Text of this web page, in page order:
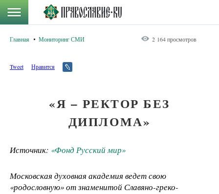
Главная Мониторинг СМИ 2 164 просмотров
Tweet Нравится
«Я – РЕКТОР БЕЗ
ДИПЛОМА»
Источник: «Фонд Русский мир»
Московская духовная академия ведет свою
«родословную» от знаменитой Славяно-греко-